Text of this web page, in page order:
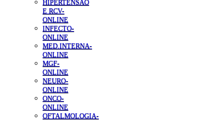
HIPERTENSÃO
E RCV-
ONLINE
INFECTO-
ONLINE
MED.INTERNA-
ONLINE
MGF-
ONLINE
NEURO-
ONLINE
ONCO-
ONLINE
OFTALMOLOGIA-